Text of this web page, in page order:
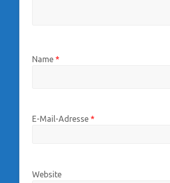
Name *
E-Mail-Adresse *
Website